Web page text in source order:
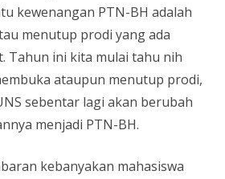
kewenangan PTN-BH adalah
menutup prodi yang ada
Tahun ini kita mulai tahu nih
ataupun menutup prodi,
sebentar lagi akan berubah
menjadi PTN-BH.
kebanyakan mahasiswa